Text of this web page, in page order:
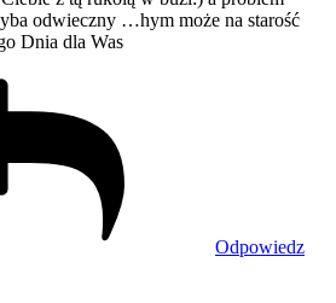
odwieczny …hym może na starość
Dnia dla Was
Odpowiedz